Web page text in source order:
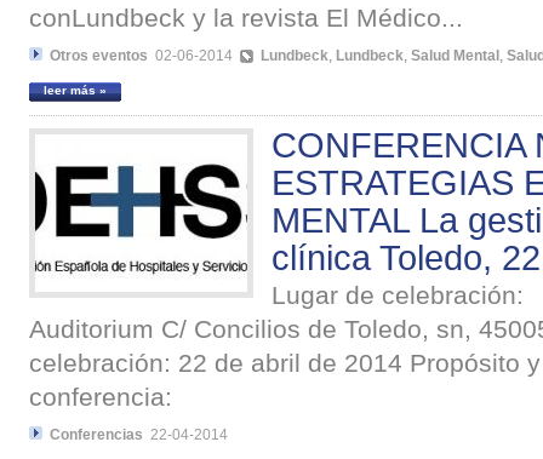
conLundbeck y la revista El Médico...
Otros eventos 02-06-2014 Lundbeck, Lundbeck, Salud Mental ,
leer más »
CONFERENCIA
ESTRATEGIAS
MENTAL La
clínica Toledo,
Lugar de celebración:
Auditorium C/ Concilios de Toledo, sn,
celebración: 22 de abril de 2014 Propósito
conferencia:
Conferencias 22-04-2014